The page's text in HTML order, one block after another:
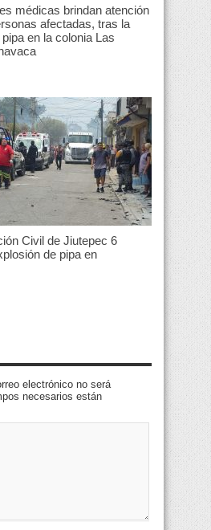
médicas brindan atención
afectadas, tras la
en la colonia Las
Civil de Jiutepec 6
de pipa en
electrónico no será
necesarios están